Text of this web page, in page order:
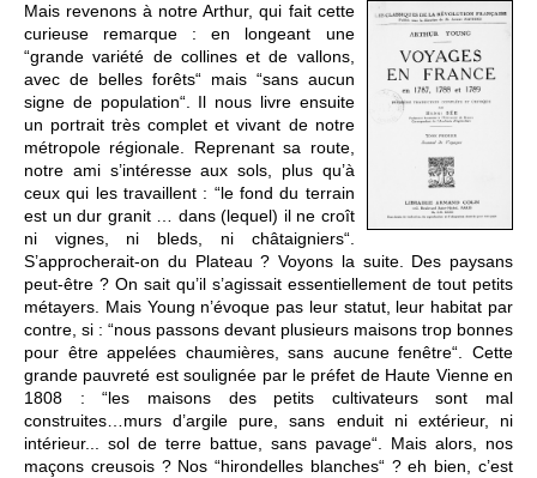
Mais revenons à notre Arthur, qui fait cette
curieuse remarque : en longeant une
“grande variété de collines et de vallons,
avec de belles forêts“ mais “sans aucun
signe de population“. Il nous livre ensuite
un portrait très complet et vivant de notre
métropole régionale. Reprenant sa route,
notre ami s’intéresse aux sols, plus qu’à
ceux qui les travaillent : “le fond du terrain
est un dur granit … dans (lequel) il ne croît
ni vignes, ni bleds, ni châtaigniers“.
S’approcherait-on du Plateau ? Voyons la suite. Des paysans
peut-être ? On sait qu’il s’agissait essentiellement de tout petits
métayers. Mais Young n’évoque pas leur statut, leur habitat par
contre, si : “nous passons devant plusieurs maisons trop bonnes
pour être appelées chaumières, sans aucune fenêtre“. Cette
grande pauvreté est soulignée par le préfet de Haute Vienne en
1808 : “les maisons des petits cultivateurs sont mal
construites…murs d’argile pure, sans enduit ni extérieur, ni
intérieur... sol de terre battue, sans pavage“. Mais alors, nos
maçons creusois ? Nos “hirondelles blanches“ ? eh bien, c’est